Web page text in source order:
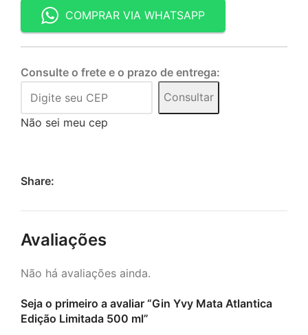
COMPRAR VIA WHATSAPP
Consulte o frete e o prazo de entrega:
Consultar
Não sei meu cep
Share:
Avaliações
Não há avaliações ainda.
Seja o primeiro a avaliar “Gin Yvy Mata Atlantica
Edição Limitada 500 ml”